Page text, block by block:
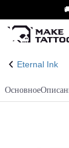
Eternal Ink
Основное